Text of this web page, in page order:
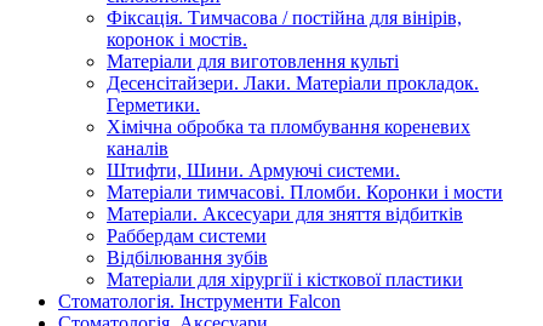
Фіксація. Тимчасова / постійна для вінірів,
коронок і мостів.
Матеріали для виготовлення культі
Десенсітайзери. Лаки. Матеріали прокладок.
Герметики.
Хімічна обробка та пломбування кореневих
каналів
Штифти, Шини. Армуючі системи.
Матеріали тимчасові. Пломби. Коронки і мости
Матеріали. Аксесуари для зняття відбитків
Раббердам системи
Відбілювання зубів
Матеріали для хірургії і кісткової пластики
Стоматологія. Інструменти Falcon